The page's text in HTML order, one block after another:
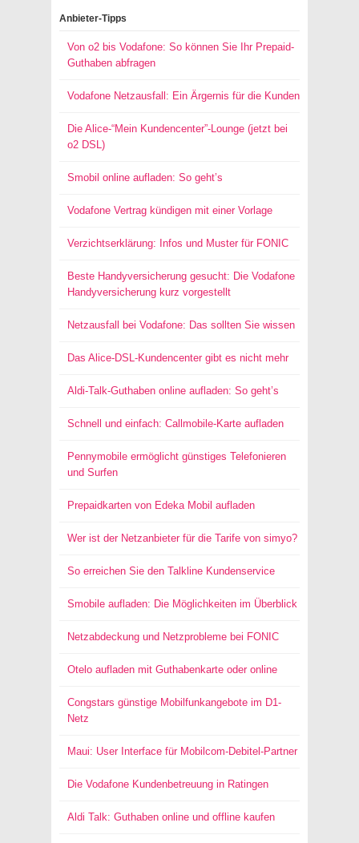
Anbieter-Tipps
Von o2 bis Vodafone: So können Sie Ihr Prepaid-
Guthaben abfragen
Vodafone Netzausfall: Ein Ärgernis für die Kunden
Die Alice-“Mein Kundencenter”-Lounge (jetzt bei
o2 DSL)
Smobil online aufladen: So geht’s
Vodafone Vertrag kündigen mit einer Vorlage
Verzichtserklärung: Infos und Muster für FONIC
Beste Handyversicherung gesucht: Die Vodafone
Handyversicherung kurz vorgestellt
Netzausfall bei Vodafone: Das sollten Sie wissen
Das Alice-DSL-Kundencenter gibt es nicht mehr
Aldi-Talk-Guthaben online aufladen: So geht’s
Schnell und einfach: Callmobile-Karte aufladen
Pennymobile ermöglicht günstiges Telefonieren
und Surfen
Prepaidkarten von Edeka Mobil aufladen
Wer ist der Netzanbieter für die Tarife von simyo?
So erreichen Sie den Talkline Kundenservice
Smobile aufladen: Die Möglichkeiten im Überblick
Netzabdeckung und Netzprobleme bei FONIC
Otelo aufladen mit Guthabenkarte oder online
Congstars günstige Mobilfunkangebote im D1-
Netz
Maui: User Interface für Mobilcom-Debitel-Partner
Die Vodafone Kundenbetreuung in Ratingen
Aldi Talk: Guthaben online und offline kaufen